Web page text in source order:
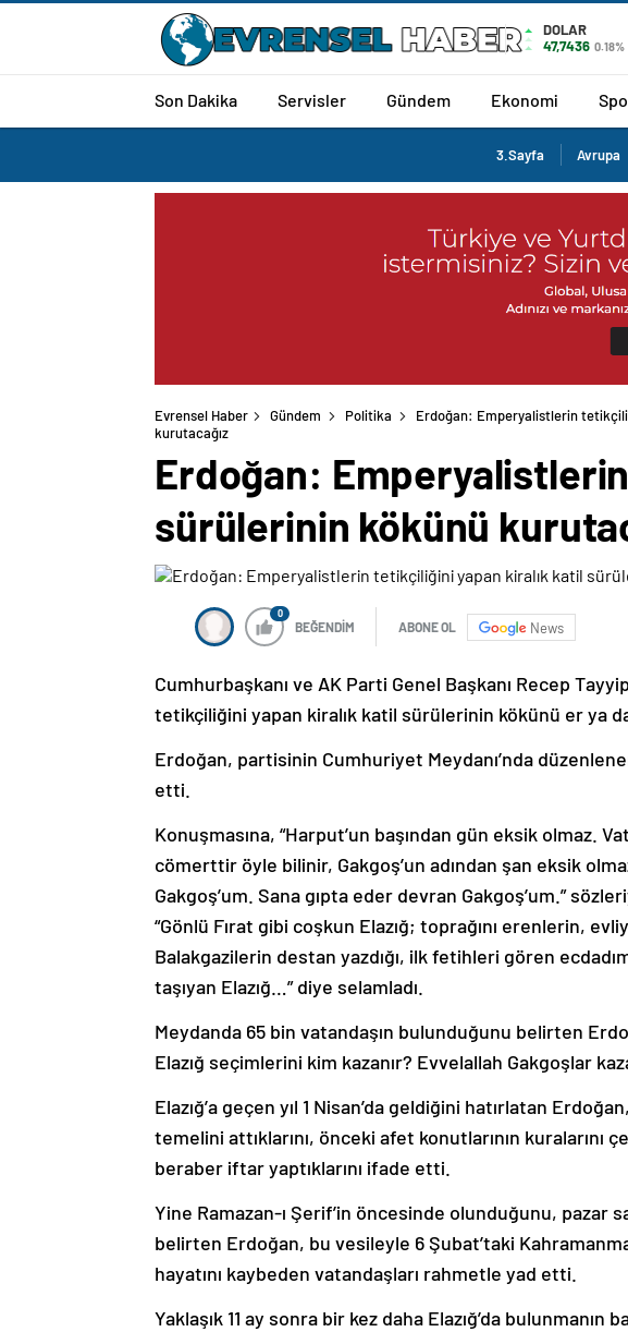
DOLAR
47,7436 0.18%
Son Dakika Servisler Gündem Ekonomi
3.Sayfa Avrupa
Evrensel Haber Gündem Politika
Erdoğan: Emperyalistlerin
kurutacağız
Erdoğan:
sürülerinin kökünü
0
BEĞENDİM ABONE OL News
Cumhurbaşkanı ve AK Parti Genel Başkanı Recep
tetikçiliğini yapan kiralık katil sürülerinin kökünü er ya
Erdoğan, partisinin Cumhuriyet Meydanı’nda
etti.
Konuşmasına, “Harput’un başından gün eksik olmaz.
cömerttir öyle bilinir, Gakgoş’un adından şan eksik
Gakgoş’um. Sana gıpta eder devran Gakgoş’um.”
“Gönlü Fırat gibi coşkun Elazığ; toprağını erenlerin,
Balakgazilerin destan yazdığı, ilk fetihleri gören
taşıyan Elazığ…” diye selamladı.
Meydanda 65 bin vatandaşın bulunduğunu belirten
Elazığ seçimlerini kim kazanır? Evvelallah Gakgoşlar
Elazığ’a geçen yıl 1 Nisan’da geldiğini hatırlatan
temelini attıklarını, önceki afet konutlarının
beraber iftar yaptıklarını ifade etti.
Yine Ramazan-ı Şerif’in öncesinde olunduğunu, pazar
belirten Erdoğan, bu vesileyle 6 Şubat’taki
hayatını kaybeden vatandaşları rahmetle yad etti.
Yaklaşık 11 ay sonra bir kez daha Elazığ’da